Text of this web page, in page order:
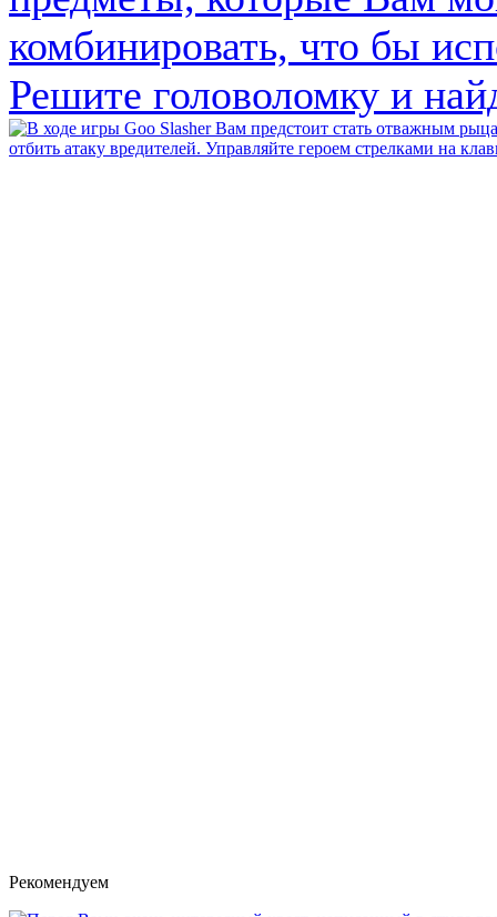
Рекомендуем